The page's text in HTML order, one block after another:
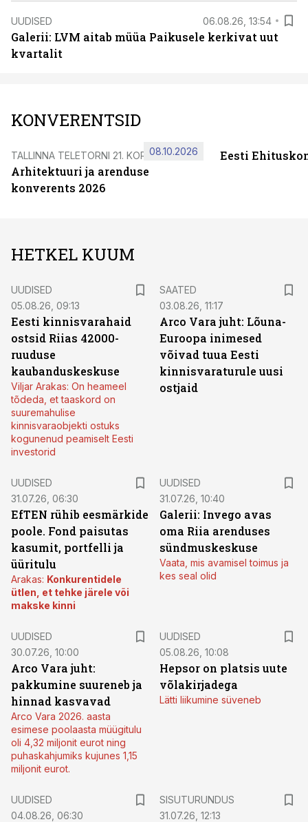
UUDISED 06.08.26, 13:54
Galerii: LVM aitab müüa Paikusele kerkivat uut
kvartalit
KONVERENTSID
TALLINNA TELETORNI 21. KORRUSEL
Arhitektuuri ja arenduse
konverents 2026
08.10.2026 Eesti
HETKEL KUUM
UUDISED
05.08.26, 09:13
Eesti kinnisvarahaid
ostsid Riias 42000-
ruuduse
kaubanduskeskuse
Viljar Arakas: On heameel
tõdeda, et taaskord on
suuremahulise
kinnisvaraobjekti ostuks
kogunenud peamiselt Eesti
investorid
SAATED
03.08.26, 11:17
Arco Vara juht: Lõuna-
Euroopa inimesed
võivad tuua Eesti
kinnisvaraturule uusi
ostjaid
UUDISED
31.07.26, 06:30
EfTEN rühib eesmärkide
poole. Fond paisutas
kasumit, portfelli ja
üüritulu
Arakas: Konkurentidele
ütlen, et tehke järele või
makske kinni
UUDISED
31.07.26, 10:40
Galerii: Invego avas
oma Riia arenduses
sündmuskeskuse
Vaata, mis avamisel toimus ja
kes seal olid
UUDISED
30.07.26, 10:00
Arco Vara juht:
pakkumine suureneb ja
hinnad kasvavad
Arco Vara 2026. aasta
esimese poolaasta müügitulu
oli 4,32 miljonit eurot ning
puhaskahjumiks kujunes 1,15
miljonit eurot.
UUDISED
05.08.26, 10:08
Hepsor on platsis uute
võlakirjadega
Lätti liikumine süveneb
UUDISED
04.08.26, 06:30
SISUTURUNDUS
31.07.26, 12:13